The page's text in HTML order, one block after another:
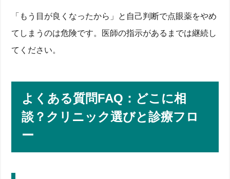
「もう目が良くなったから」と自己判断で点眼薬をやめ
てしまうのは危険です。医師の指示があるまでは継続し
てください。
よくある質問FAQ：どこに相
談？クリニック選びと診療フロ
ー